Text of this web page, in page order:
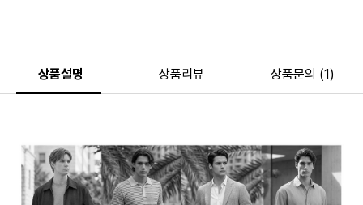
상품설명 상품리뷰 상품문의 (1)